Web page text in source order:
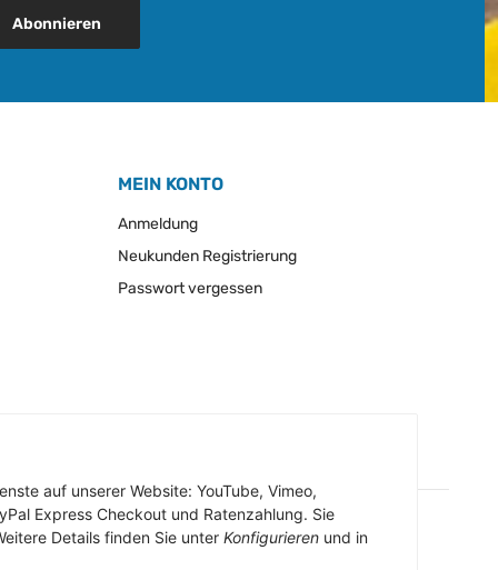
auf unserer Website: YouTube, Vimeo,
Express Checkout und Ratenzahlung. Sie
Details finden Sie unter Konfigurieren und in
Abonnieren
MEIN KONTO
Anmeldung
Neukunden Registrierung
Passwort vergessen